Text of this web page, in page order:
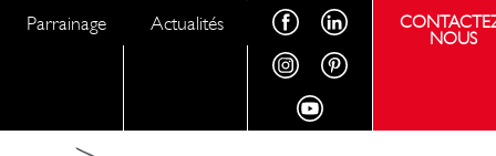
Parrainage Actualités
NOUS